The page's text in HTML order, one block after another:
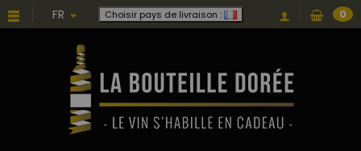
FR Choisir pays de livraison : 0